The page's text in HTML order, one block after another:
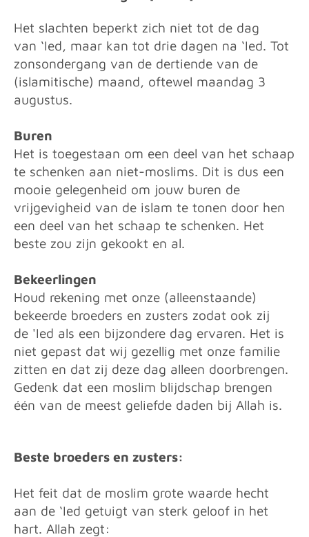
Het slachten beperkt zich niet tot de dag
van ‘Ied, maar kan tot drie dagen na ‘Ied. Tot
zonsondergang van de dertiende van de
(islamitische) maand, oftewel maandag 3
augustus.
Buren
Het is toegestaan om een deel van het schaap
te schenken aan niet-moslims. Dit is dus een
mooie gelegenheid om jouw buren de
vrijgevigheid van de islam te tonen door hen
een deel van het schaap te schenken. Het
beste zou zijn gekookt en al.
Bekeerlingen
Houd rekening met onze (alleenstaande)
bekeerde broeders en zusters zodat ook zij
de 'Ied als een bijzondere dag ervaren. Het is
niet gepast dat wij gezellig met onze familie
zitten en dat zij deze dag alleen doorbrengen.
Gedenk dat een moslim blijdschap brengen
één van de meest geliefde daden bij Allah is.
Beste broeders en zusters:
Het feit dat de moslim grote waarde hecht
aan de ‘Ied getuigt van sterk geloof in het
hart. Allah zegt: